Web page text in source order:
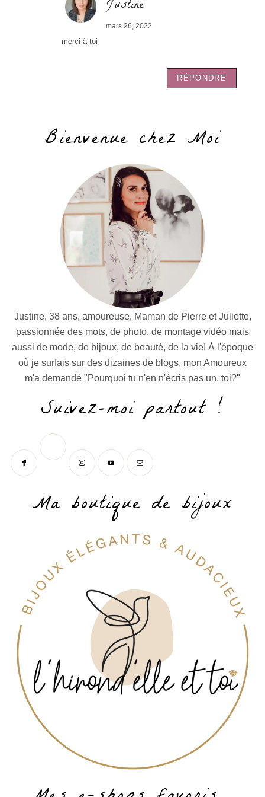
Justine
mars 26, 2022
merci à toi
RÉPONDRE
Bienvenue chez Moi
Justine, 38 ans, amoureuse, Maman de Pierre et Juliette,
passionnée des mots, de photo, de montage vidéo mais
aussi de mode, de bijoux, de beauté, de la vie! À l'époque
où je surfais sur des dizaines de blogs, mon Amoureux
m'a demandé "Pourquoi tu n'en n'écris pas un, toi?"
Suivez-moi partout !
Ma boutique de bijoux